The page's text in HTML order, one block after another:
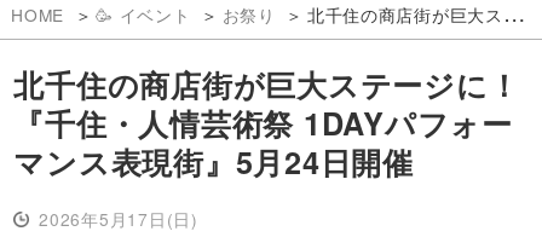
HOME 🥳 イベント お祭り 北千住の商店街が巨大ステージに！『千住・人情芸術祭 1DAYパフォーマンス表現街』5月24日開催
北千住の商店街が巨大ステージに！
『千住・人情芸術祭 1DAYパフォー
マンス表現街』5月24日開催
2026年5月17日(日)